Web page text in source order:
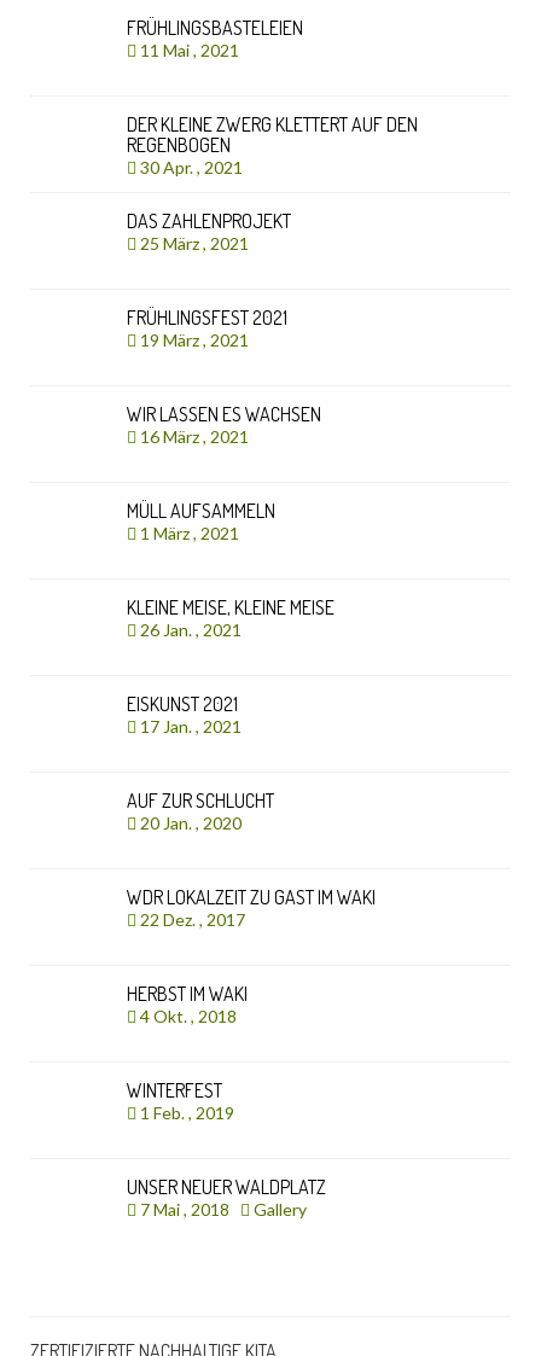
FRÜHLINGSBASTELEIEN
11 Mai , 2021
DER KLEINE ZWERG KLETTERT AUF DEN
REGENBOGEN
30 Apr. , 2021
DAS ZAHLENPROJEKT
25 März , 2021
FRÜHLINGSFEST 2021
19 März , 2021
WIR LASSEN ES WACHSEN
16 März , 2021
MÜLL AUFSAMMELN
1 März , 2021
KLEINE MEISE, KLEINE MEISE
26 Jan. , 2021
EISKUNST 2021
17 Jan. , 2021
AUF ZUR SCHLUCHT
20 Jan. , 2020
WDR LOKALZEIT ZU GAST IM WAKI
22 Dez. , 2017
HERBST IM WAKI
4 Okt. , 2018
WINTERFEST
1 Feb. , 2019
UNSER NEUER WALDPLATZ
7 Mai , 2018 Gallery
ZERTIFIZIERTE NACHHALTIGE KITA